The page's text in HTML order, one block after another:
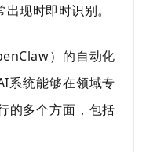
现时即时识别。
）的自动化
系统能够在领域专
的多个方面，包括